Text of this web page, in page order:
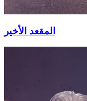
المقعد الأخير